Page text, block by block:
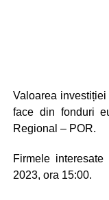
Valoarea
face din fonduri
Regional – POR.
Firmele
2023, ora 15:00.